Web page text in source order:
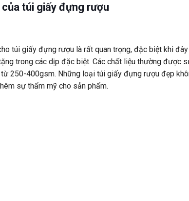
túi giấy đựng rượu
túi giấy đựng rượu là rất quan trọng, đặc biệt khi
trong các dịp đặc biệt. Các chất liệu thường được
250-400gsm. Những loại túi giấy đựng rượu đẹp
sự thẩm mỹ cho sản phẩm.